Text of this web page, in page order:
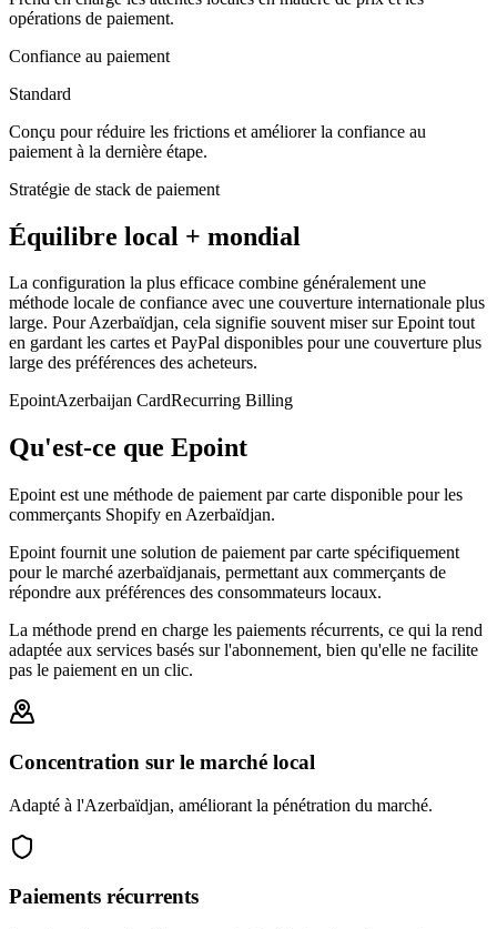
opérations de paiement.
Confiance au paiement
Standard
Conçu pour réduire les frictions et améliorer la confiance au
paiement à la dernière étape.
Stratégie de stack de paiement
Équilibre local + mondial
La configuration la plus efficace combine généralement une
méthode locale de confiance avec une couverture internationale plus
large. Pour Azerbaïdjan, cela signifie souvent miser sur Epoint tout
en gardant les cartes et PayPal disponibles pour une couverture plus
large des préférences des acheteurs.
EpointAzerbaijan CardRecurring Billing
Qu'est-ce que Epoint
Epoint est une méthode de paiement par carte disponible pour les
commerçants Shopify en Azerbaïdjan.
Epoint fournit une solution de paiement par carte spécifiquement
pour le marché azerbaïdjanais, permettant aux commerçants de
répondre aux préférences des consommateurs locaux.
La méthode prend en charge les paiements récurrents, ce qui la rend
adaptée aux services basés sur l'abonnement, bien qu'elle ne facilite
pas le paiement en un clic.
Concentration sur le marché local
Adapté à l'Azerbaïdjan, améliorant la pénétration du marché.
Paiements récurrents